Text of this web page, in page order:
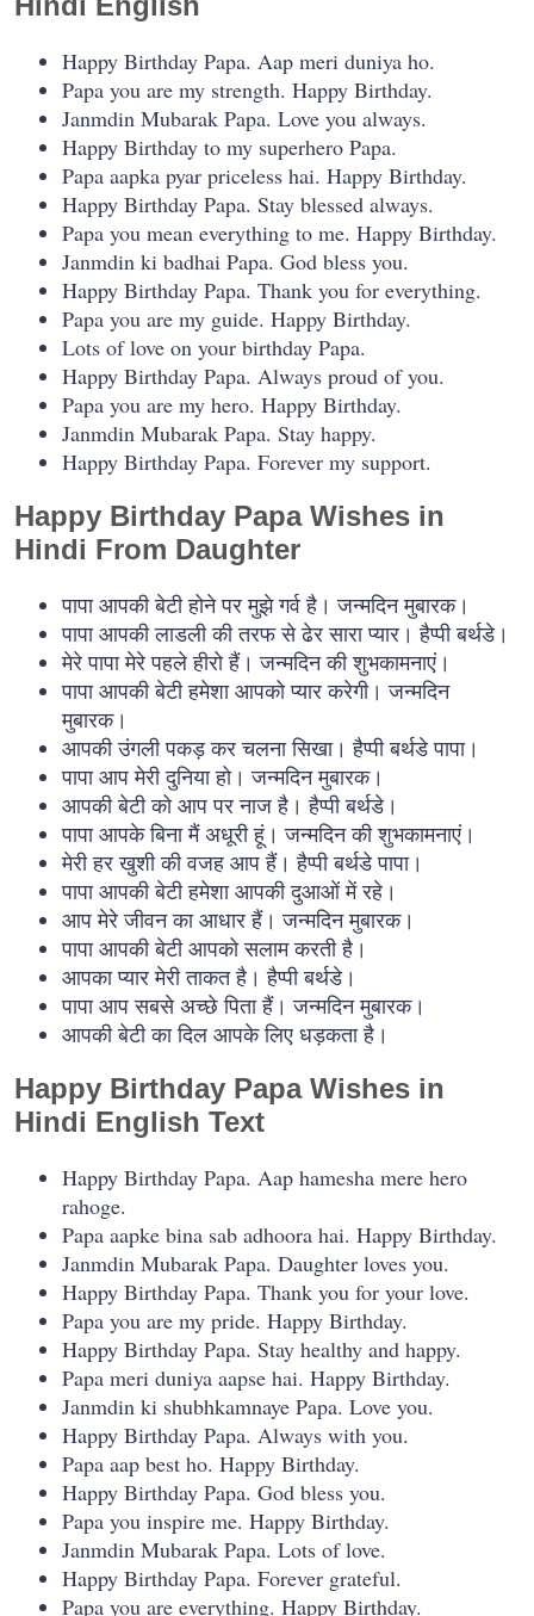
Happy Birthday Papa. Aap meri duniya ho.
Papa you are my strength. Happy Birthday.
Janmdin Mubarak Papa. Love you always.
Happy Birthday to my superhero Papa.
Papa aapka pyar priceless hai. Happy Birthday.
Happy Birthday Papa. Stay blessed always.
Papa you mean everything to me. Happy Birthday.
Janmdin ki badhai Papa. God bless you.
Happy Birthday Papa. Thank you for everything.
Papa you are my guide. Happy Birthday.
Lots of love on your birthday Papa.
Happy Birthday Papa. Always proud of you.
Papa you are my hero. Happy Birthday.
Janmdin Mubarak Papa. Stay happy.
Happy Birthday Papa. Forever my support.
Happy Birthday Papa Wishes in
Hindi From Daughter
पापा आपकी बेटी होने पर मुझे गर्व है। जन्मदिन मुबारक।
पापा आपकी लाडली की तरफ से ढेर सारा प्यार। हैप्पी बर्थडे।
मेरे पापा मेरे पहले हीरो हैं। जन्मदिन की शुभकामनाएं।
पापा आपकी बेटी हमेशा आपको प्यार करेगी। जन्मदिन
मुबारक।
आपकी उंगली पकड़ कर चलना सिखा। हैप्पी बर्थडे पापा।
पापा आप मेरी दुनिया हो। जन्मदिन मुबारक।
आपकी बेटी को आप पर नाज है। हैप्पी बर्थडे।
पापा आपके बिना मैं अधूरी हूं। जन्मदिन की शुभकामनाएं।
मेरी हर खुशी की वजह आप हैं। हैप्पी बर्थडे पापा।
पापा आपकी बेटी हमेशा आपकी दुआओं में रहे।
आप मेरे जीवन का आधार हैं। जन्मदिन मुबारक।
पापा आपकी बेटी आपको सलाम करती है।
आपका प्यार मेरी ताकत है। हैप्पी बर्थडे।
पापा आप सबसे अच्छे पिता हैं। जन्मदिन मुबारक।
आपकी बेटी का दिल आपके लिए धड़कता है।
Happy Birthday Papa Wishes in
Hindi English Text
Happy Birthday Papa. Aap hamesha mere hero
rahoge.
Papa aapke bina sab adhoora hai. Happy Birthday.
Janmdin Mubarak Papa. Daughter loves you.
Happy Birthday Papa. Thank you for your love.
Papa you are my pride. Happy Birthday.
Happy Birthday Papa. Stay healthy and happy.
Papa meri duniya aapse hai. Happy Birthday.
Janmdin ki shubhkamnaye Papa. Love you.
Happy Birthday Papa. Always with you.
Papa aap best ho. Happy Birthday.
Happy Birthday Papa. God bless you.
Papa you inspire me. Happy Birthday.
Janmdin Mubarak Papa. Lots of love.
Happy Birthday Papa. Forever grateful.
Papa you are everything. Happy Birthday.